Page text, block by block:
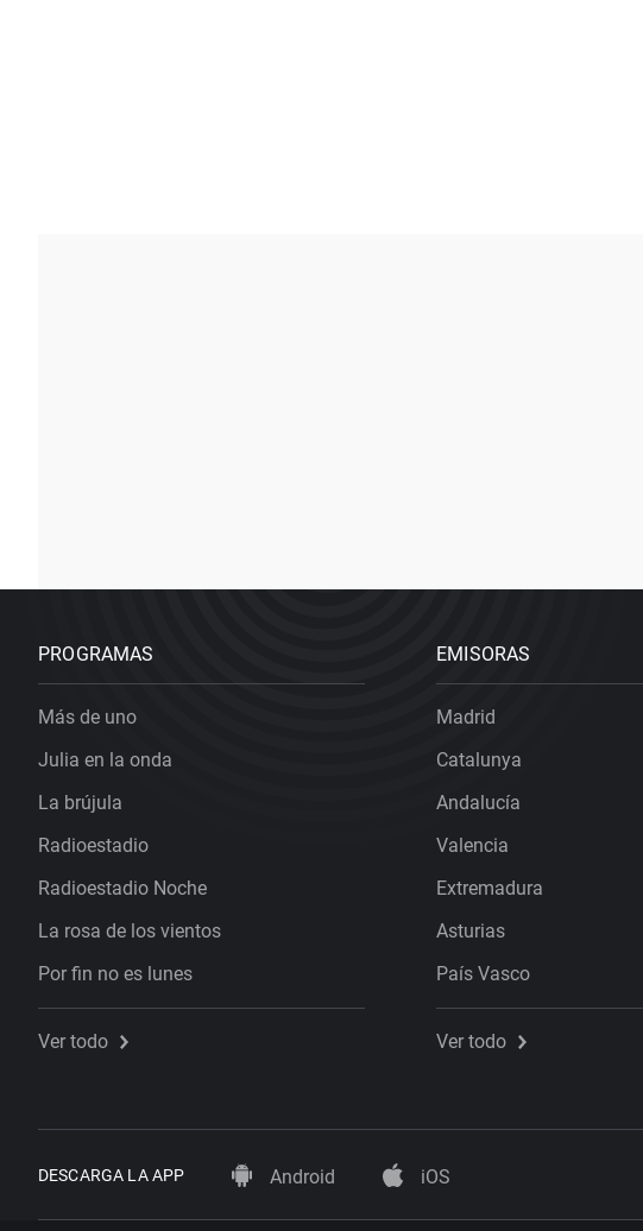
PROGRAMAS
Más de uno
Julia en la onda
La brújula
Radioestadio
Radioestadio Noche
La rosa de los vientos
Por fin no es lunes
Ver todo
EMISORAS
Madrid
Catalunya
Andalucía
Valencia
Extremadura
Asturias
País Vasco
Ver todo
DESCARGA LA APP Android iOS